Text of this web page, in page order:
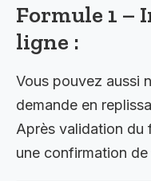
Formule 1 –
ligne :
Vous pouvez aussi
demande en
Après validation du
une confirmation